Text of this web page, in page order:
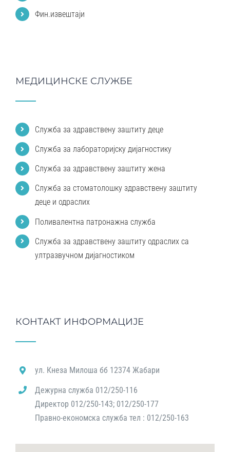
Фин.извештаји
МЕДИЦИНСКЕ СЛУЖБЕ
Служба за здравствену заштиту деце
Служба за лабораторијску дијагностику
Служба за здравствену заштиту жена
Служба за стоматолошку здравствену заштиту
деце и одраслих
Поливалентна патронажна служба
Служба за здравствену заштиту одраслих са
ултразвучном дијагностиком
КОНТАКТ ИНФОРМАЦИЈЕ
ул. Кнеза Милоша бб 12374 Жабари
Дежурна служба 012/250-116
Директор 012/250-143; 012/250-177
Правно-економска служба тел : 012/250-163